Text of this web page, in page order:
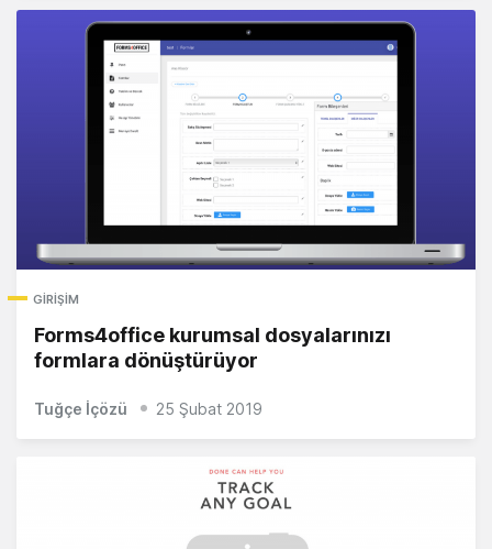
GIRIŞIM
Forms4office kurumsal dosyalarınızı
formlara dönüştürüyor
Tuğçe İçözü 25 Şubat 2019